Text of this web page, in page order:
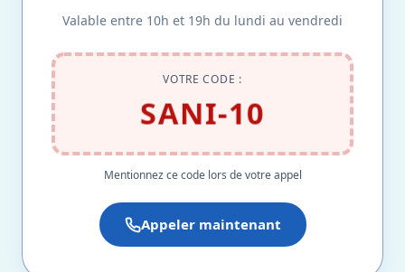
Valable entre 10h et 19h du lundi au vendredi
VOTRE CODE :
SANI-10
Mentionnez ce code lors de votre appel
Appeler maintenant